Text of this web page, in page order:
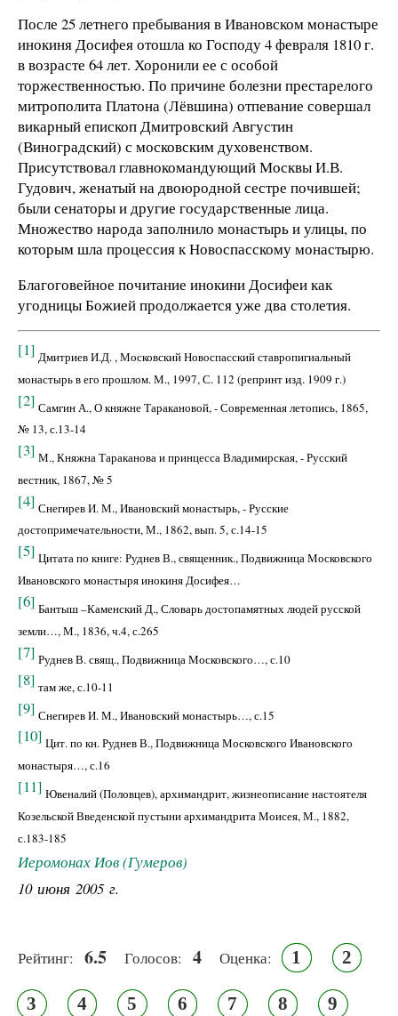
После 25 летнего пребывания в Ивановском монастыре
инокиня Досифея отошла ко Господу 4 февраля 1810 г.
в возрасте 64 лет. Хоронили ее с особой
торжественностью. По причине болезни престарелого
митрополита Платона (Лёвшина) отпевание совершал
викарный епископ Дмитровский Августин
(Виноградский) с московским духовенством.
Присутствовал главнокомандующий Москвы И.В.
Гудович, женатый на двоюродной сестре почившей;
были сенаторы и другие государственные лица.
Множество народа заполнило монастырь и улицы, по
которым шла процессия к Новоспасскому монастырю.
Благоговейное почитание инокини Досифеи как
угодницы Божией продолжается уже два столетия.
[1] Дмитриев И.Д. , Московский Новоспасский ставропигиальный
монастырь в его прошлом. М., 1997, С. 112 (репринт изд. 1909 г.)
[2] Самгин А., О княжне Таракановой, - Современная летопись, 1865,
№ 13, с.13-14
[3] М., Княжна Тараканова и принцесса Владимирская, - Русский
вестник, 1867, № 5
[4] Снегирев И. М., Ивановский монастырь, - Русские
достопримечательности, М., 1862, вып. 5, с.14-15
[5] Цитата по книге: Руднев В., священник., Подвижница Московского
Ивановского монастыря инокиня Досифея…
[6] Бантыш –Каменский Д., Словарь достопамятных людей русской
земли…, М., 1836, ч.4, с.265
[7] Руднев В. свящ., Подвижница Московского…, с.10
[8] там же, с.10-11
[9] Снегирев И. М., Ивановский монастырь…, с.15
[10] Цит. по кн. Руднев В., Подвижница Московского Ивановского
монастыря…, с.16
[11] Ювеналий (Половцев), архимандрит, жизнеописание настоятеля
Козельской Введенской пустыни архимандрита Моисея, М., 1882,
с.183-185
Иеромонах Иов (Гумеров)
10 июня 2005 г.
Рейтинг: 6.5 Голосов: 4 Оценка: 1 2
3 4 5 6 7 8 9